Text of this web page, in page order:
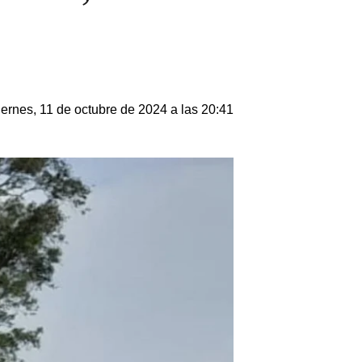
11 de octubre de 2024 a las 20:41